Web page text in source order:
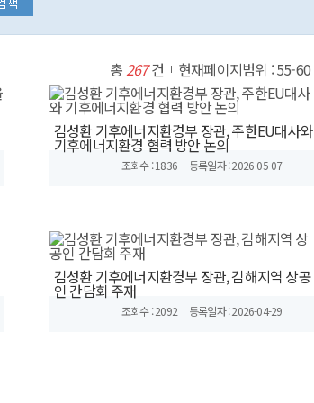
총267건 현재페이지범위 : 55-60
김성환 기후에너지환경부 장관, 주한EU대사와
기후에너지환경 협력 방안 논의
조회수 : 1836 등록일자 : 2026-05-07
김성환 기후에너지환경부 장관, 김해지역 상공
인 간담회 주재
조회수 : 2092 등록일자 : 2026-04-29